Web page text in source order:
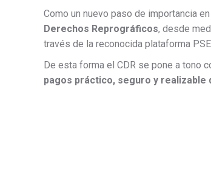
Como un nuevo paso de importancia
Derechos Reprográficos, desde
través de la reconocida plataforma
De esta forma el CDR se pone a tono
pagos práctico, seguro y realizable